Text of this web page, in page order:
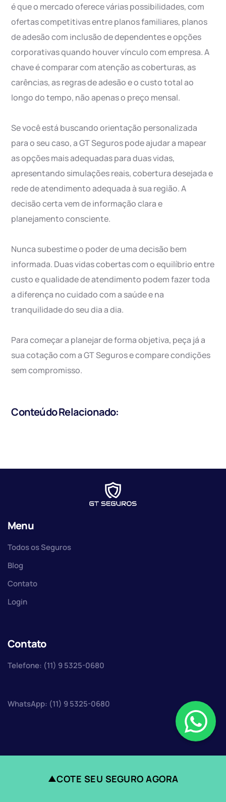
é que o mercado oferece várias possibilidades, com
ofertas competitivas entre planos familiares, planos
de adesão com inclusão de dependentes e opções
corporativas quando houver vínculo com empresa. A
chave é comparar com atenção as coberturas, as
carências, as regras de adesão e o custo total ao
longo do tempo, não apenas o preço mensal.
Se você está buscando orientação personalizada
para o seu caso, a GT Seguros pode ajudar a mapear
as opções mais adequadas para duas vidas,
apresentando simulações reais, cobertura desejada e
rede de atendimento adequada à sua região. A
decisão certa vem de informação clara e
planejamento consciente.
Nunca subestime o poder de uma decisão bem
informada. Duas vidas cobertas com o equilíbrio entre
custo e qualidade de atendimento podem fazer toda
a diferença no cuidado com a saúde e na
tranquilidade do seu dia a dia.
Para começar a planejar de forma objetiva, peça já a
sua cotação com a GT Seguros e compare condições
sem compromisso.
Conteúdo Relacionado:
Menu
Todos os Seguros
Blog
Contato
Login
Contato
Telefone: (11) 9 5325-0680
WhatsApp: (11) 9 5325-0680
Faça uma cotação
▲COTE SEU SEGURO AGORA